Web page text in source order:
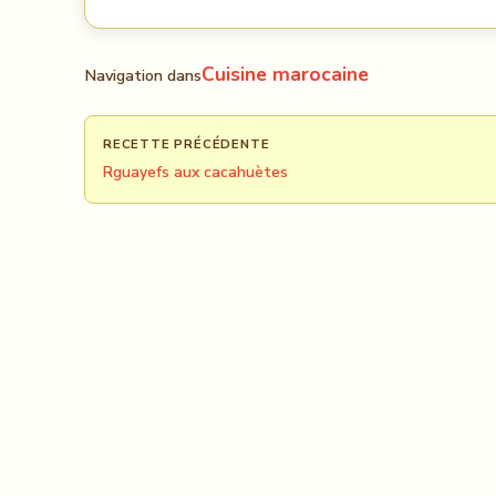
Navigation dansCuisine marocaine
RECETTE PRÉCÉDENTE
Rguayefs aux cacahuètes